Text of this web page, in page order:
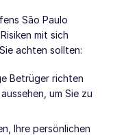
São Paulo
mit sich
achten sollten:
Betrüger richten
um Sie zu
Ihre persönlichen